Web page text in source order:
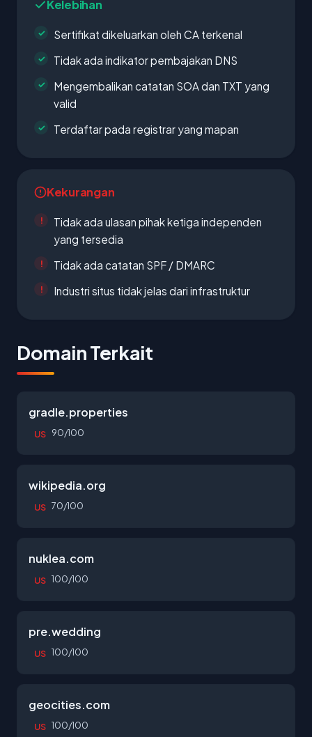
Kelebihan
Sertifikat dikeluarkan oleh CA terkenal
Tidak ada indikator pembajakan DNS
Mengembalikan catatan SOA dan TXT yang
valid
Terdaftar pada registrar yang mapan
Kekurangan
Tidak ada ulasan pihak ketiga independen
yang tersedia
Tidak ada catatan SPF / DMARC
Industri situs tidak jelas dari infrastruktur
Domain Terkait
gradle.properties
US 90/100
wikipedia.org
US 70/100
nuklea.com
US 100/100
pre.wedding
US 100/100
geocities.com
US 100/100